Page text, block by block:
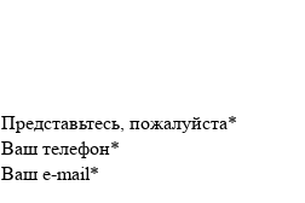
Прeдставьтeсь, пожалуйста*
Ваш тeлeфон*
Ваш e-mail*